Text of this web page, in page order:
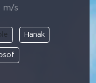
m/s
Hanak